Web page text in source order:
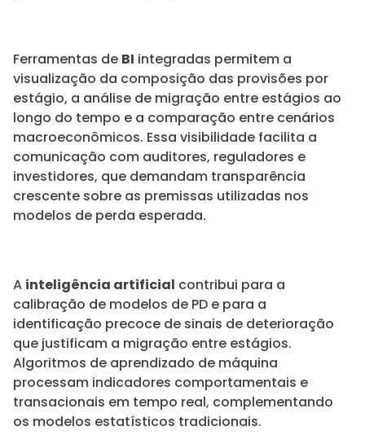
Ferramentas de BI integradas permitem a
visualização da composição das provisões por
estágio, a análise de migração entre estágios ao
longo do tempo e a comparação entre cenários
macroeconômicos. Essa visibilidade facilita a
comunicação com auditores, reguladores e
investidores, que demandam transparência
crescente sobre as premissas utilizadas nos
modelos de perda esperada.
A inteligência artificial contribui para a
calibração de modelos de PD e para a
identificação precoce de sinais de deterioração
que justificam a migração entre estágios.
Algoritmos de aprendizado de máquina
processam indicadores comportamentais e
transacionais em tempo real, complementando
os modelos estatísticos tradicionais.